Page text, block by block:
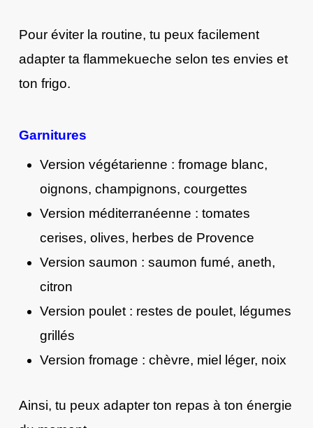
Pour éviter la routine, tu peux facilement
adapter ta flammekueche selon tes envies et
ton frigo.
Garnitures
Version végétarienne : fromage blanc,
oignons, champignons, courgettes
Version méditerranéenne : tomates
cerises, olives, herbes de Provence
Version saumon : saumon fumé, aneth,
citron
Version poulet : restes de poulet, légumes
grillés
Version fromage : chèvre, miel léger, noix
Ainsi, tu peux adapter ton repas à ton énergie